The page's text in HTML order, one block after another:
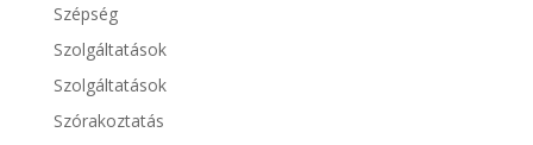
Szépség
Szolgáltatások
Szolgáltatások
Szórakoztatás